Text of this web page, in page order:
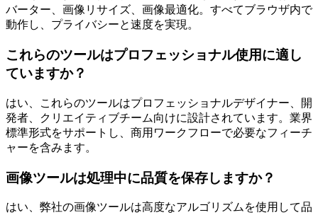
バーター、画像リサイズ、画像最適化。すべてブラウザ内で
動作し、プライバシーと速度を実現。
これらのツールはプロフェッショナル使用に適し
ていますか？
はい、これらのツールはプロフェッショナルデザイナー、開
発者、クリエイティブチーム向けに設計されています。業界
標準形式をサポートし、商用ワークフローで必要なフィーチ
ャーを含みます。
画像ツールは処理中に品質を保存しますか？
はい、弊社の画像ツールは高度なアルゴリズムを使用して品